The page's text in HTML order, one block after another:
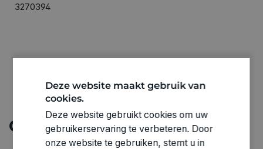
3270394
Ontdek meer
Deze website maakt gebruik van
cookies.
Deze website gebruikt cookies om uw
gebruikerservaring te verbeteren. Door
onze website te gebruiken, stemt u in